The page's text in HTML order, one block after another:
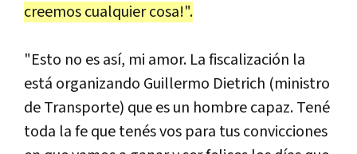
creemos cualquier cosa!".
"Esto no es así, mi amor. La fiscalización la
está organizando Guillermo Dietrich (ministro
de Transporte) que es un hombre capaz. Tené
toda la fe que tenés vos para tus convicciones